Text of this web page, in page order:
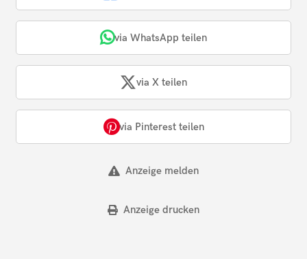
via WhatsApp teilen
via X teilen
via Pinterest teilen
Anzeige melden
Anzeige drucken